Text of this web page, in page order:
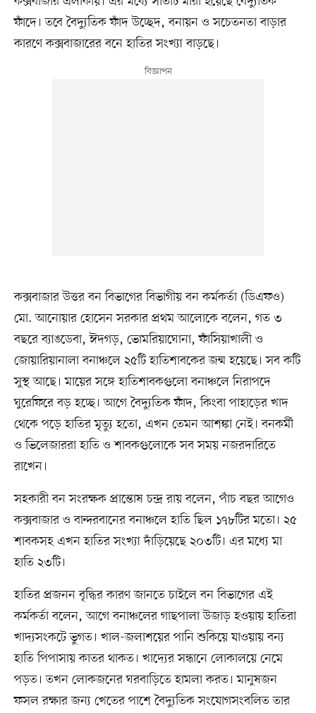
ফাঁদে। তবে বৈদ্যুতিক ফাঁদ উচ্ছেদ, বনায়ন ও সচেতনতা বাড়ার
কারণে কক্সবাজারের বনে হাতির সংখ্যা বাড়ছে।
কক্সবাজার উত্তর বন বিভাগের বিভাগীয় বন কর্মকর্তা (ডিএফও)
মো. আনোয়ার হোসেন সরকার প্রথম আলোকে বলেন, গত ৩
বছরে ব্যাঙডেবা, ঈদগড়, ভোমরিয়াঘোনা, ফাঁসিয়াখালী ও
জোয়ারিয়ানালা বনাঞ্চলে ২৫টি হাতিশাবকের জন্ম হয়েছে। সব কটি
সুস্থ আছে। মায়ের সঙ্গে হাতিশাবকগুলো বনাঞ্চলে নিরাপদে
ঘুরেফিরে বড় হচ্ছে। আগে বৈদ্যুতিক ফাঁদ, কিংবা পাহাড়ের খাদ
থেকে পড়ে হাতির মৃত্যু হতো, এখন তেমন আশঙ্কা নেই। বনকর্মী
ও ভিলেজাররা হাতি ও শাবকগুলোকে সব সময় নজরদারিতে
রাখেন।
সহকারী বন সংরক্ষক প্রান্তোষ চন্দ্র রায় বলেন, পাঁচ বছর আগেও
কক্সবাজার ও বান্দরবানের বনাঞ্চলে হাতি ছিল ১৭৮টির মতো। ২৫
শাবকসহ এখন হাতির সংখ্যা দাঁড়িয়েছে ২০৩টি। এর মধ্যে মা
হাতি ২৩টি।
হাতির প্রজনন বৃদ্ধির কারণ জানতে চাইলে বন বিভাগের এই
কর্মকর্তা বলেন, আগে বনাঞ্চলের গাছপালা উজাড় হওয়ায় হাতিরা
খাদ্যসংকটে ভুগত। খাল-জলাশয়ের পানি শুকিয়ে যাওয়ায় বন্য
হাতি পিপাসায় কাতর থাকত। খাদ্যের সন্ধানে লোকালয়ে নেমে
পড়ত। তখন লোকজনের ঘরবাড়িতে হামলা করত। মানুষজন
ফসল রক্ষার জন্য খেতের পাশে বৈদ্যুতিক সংযোগসংবলিত তার